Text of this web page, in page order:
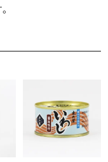
ば さけ
干し
めんじ
あなご